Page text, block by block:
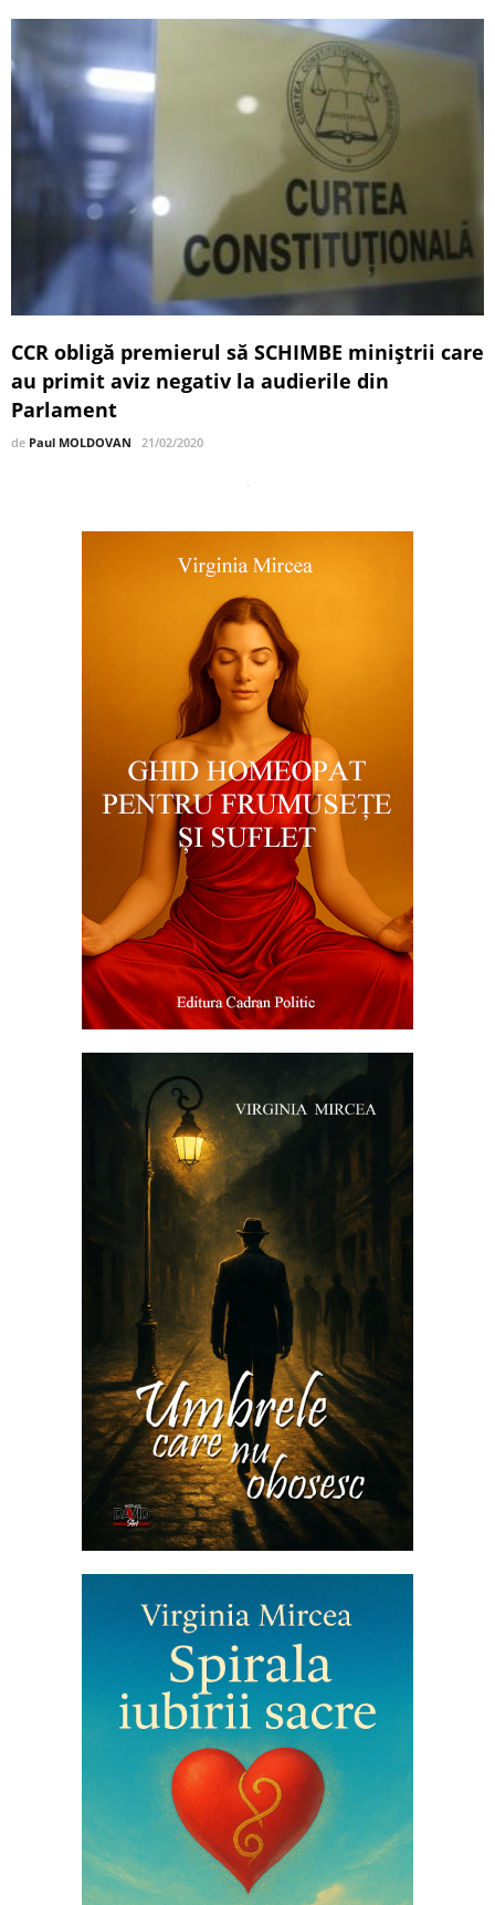
CCR obligă premierul să SCHIMBE miniștrii care
au primit aviz negativ la audierile din
Parlament
de Paul MOLDOVAN 21/02/2020